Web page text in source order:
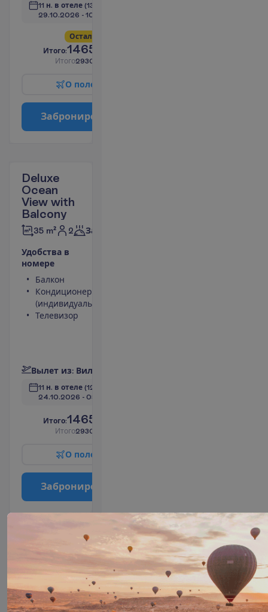
11 н. в отеле (13 н. всего)
29.10.2026 - 10.11.2026
Остал
Итого:1465.00
Итого2930.00
О поле
Заброниро
Deluxe
Ocean
View with
Balcony
35 m² 2 Завтраки
Удобства в
номере
Балкон
Кондиционер
(индивидуальный)
Телевизор
Вылет из: Вил
11 н. в отеле (12 н. всего)
24.10.2026 - 05.11.2026
Итого:1465.00
Итого2930.00
О поле
Заброниро
Superior
Garden
View with
Balcony
27 m² 2 Завтраки